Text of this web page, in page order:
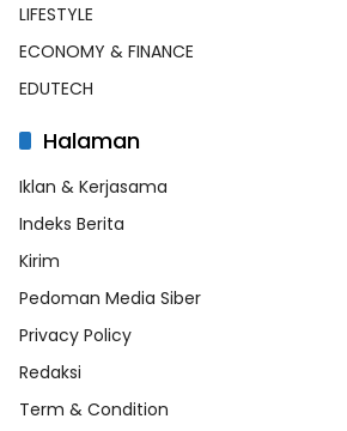
LIFESTYLE
ECONOMY & FINANCE
EDUTECH
Halaman
Iklan & Kerjasama
Indeks Berita
Kirim
Pedoman Media Siber
Privacy Policy
Redaksi
Term & Condition